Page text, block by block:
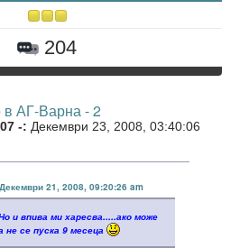
204
АГ-Варна - 2
-: Декември 23, 2008, 03:40:06
21, 2008, 09:20:26 am
и впива ми харесва.....ако може
не се пуска 9 месеца